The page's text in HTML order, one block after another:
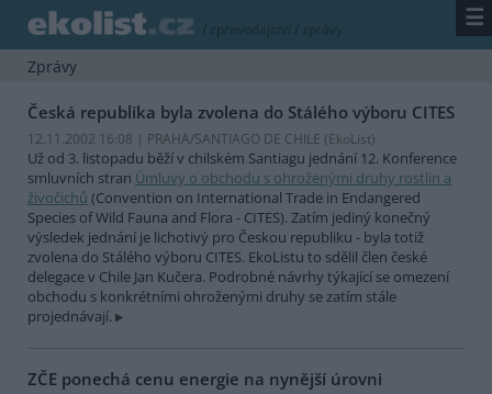
/ zpravodajství / zprávy ☰
Zprávy
Česká republika byla zvolena do Stálého výboru CITES
12.11.2002 16:08 | PRAHA/SANTIAGO DE CHILE (EkoList)
Už od 3. listopadu běží v chilském Santiagu jednání 12. Konference
smluvních stran Úmluvy o obchodu s ohroženými druhy rostlin a
živočichů (Convention on International Trade in Endangered
Species of Wild Fauna and Flora - CITES). Zatím jediný konečný
výsledek jednání je lichotivý pro Českou republiku - byla totiž
zvolena do Stálého výboru CITES. EkoListu to sdělil člen české
delegace v Chile Jan Kučera. Podrobné návrhy týkající se omezení
obchodu s konkrétními ohroženými druhy se zatím stále
projednávají.
ZČE ponechá cenu energie na nynější úrovni